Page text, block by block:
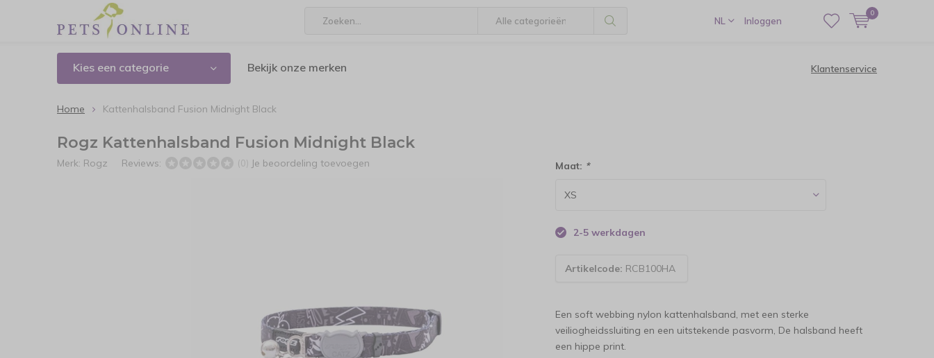
NL Inloggen
0
Kies een categorie Bekijk onze merken Klantenservice
Home Kattenhalsband Fusion Midnight Black
Rogz Kattenhalsband Fusion Midnight Black
Merk: Rogz Reviews: (0) Je beoordeling toevoegen Maat: *
2-5 werkdagen
Artikelcode: RCB100HA
Een soft webbing nylon kattenhalsband, met een sterke
veiliogheidssluiting en een uitstekende pasvorm, De halsband heeft
een hippe print.